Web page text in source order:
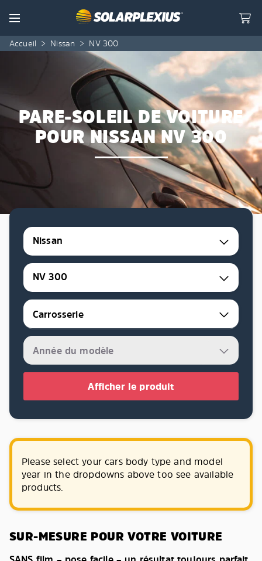
Menu
Accueil > Nissan > NV 300
PARE-SOLEIL DE VOITURE
POUR NISSAN NV 300
Nissan
NV 300
Afficher le produit
Please select your cars body type and model
year in the dropdowns above too see available
products.
SUR-MESURE POUR VOTRE VOITURE